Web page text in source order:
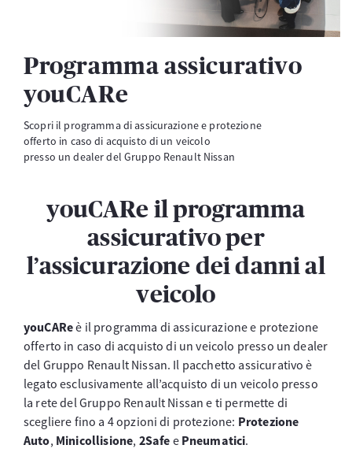
Programma assicurativo
youCARe
Scopri il programma di assicurazione e protezione
offerto in caso di acquisto di un veicolo
presso un dealer del Gruppo Renault Nissan
youCARe il programma
assicurativo per
l’assicurazione dei danni al
veicolo
youCAReè il programma di assicurazione e protezione
offerto in caso di acquisto di un veicolo presso un dealer
del Gruppo Renault Nissan. Il pacchetto assicurativo è
legato esclusivamente all’acquisto di un veicolo presso
la rete del Gruppo Renault Nissan e ti permette di
scegliere fino a 4 opzioni di protezione: Protezione
Auto, Minicollisione, 2Safe e Pneumatici.